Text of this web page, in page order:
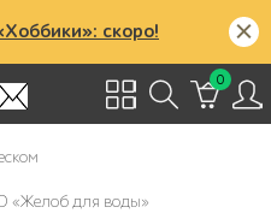
скоро!
0
«Желоб для воды»